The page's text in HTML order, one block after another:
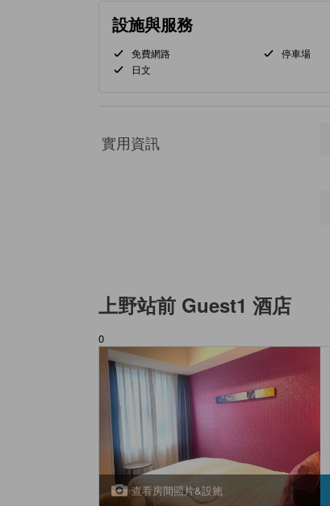
設施與服務
免費網路 停車場
日文
實用資訊
上野站前 Guest1 酒店
0
查看房間照片&設施